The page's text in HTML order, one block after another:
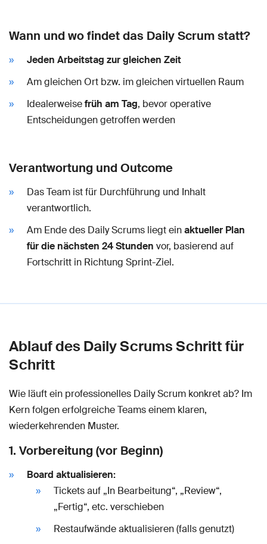
Wann und wo findet das Daily Scrum statt?
Jeden Arbeitstag zur gleichen Zeit
Am gleichen Ort bzw. im gleichen virtuellen Raum
Idealerweisefrüh am Tag, bevor operative
Entscheidungen getroffen werden
Verantwortung und Outcome
Das Team ist für Durchführung und Inhalt
verantwortlich.
Am Ende des Daily Scrums liegt einaktueller Plan
für die nächsten 24 Stunden vor, basierend auf
Fortschritt in Richtung Sprint-Ziel.
Ablauf des Daily Scrums Schritt für
Schritt
Wie läuft ein professionelles Daily Scrum konkret ab? Im
Kern folgen erfolgreiche Teams einem klaren,
wiederkehrenden Muster.
1. Vorbereitung (vor Beginn)
Board aktualisieren:
Tickets auf „In Bearbeitung“, „Review“,
„Fertig“, etc. verschieben
Restaufwände aktualisieren (falls genutzt)